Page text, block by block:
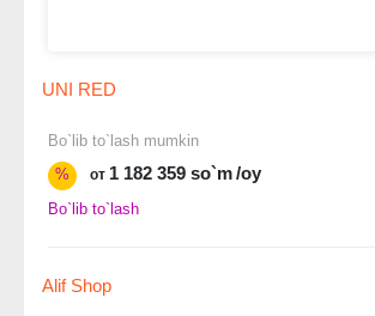
UNI RED
Bo`lib to`lash mumkin
%
от 1 182 359 so`m/oy
Bo`lib to`lash
Alif Shop